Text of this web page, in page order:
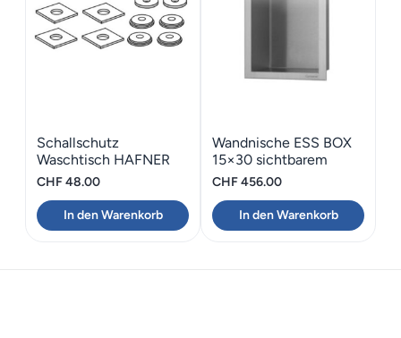
Schallschutz
Waschtisch HAFNER
Gummiband 160
CHF48.00
In den Warenkorb
Wandnische ESS BOX
15×30 sichtbarem
Rahmen
CHF456.00
In den Warenkorb